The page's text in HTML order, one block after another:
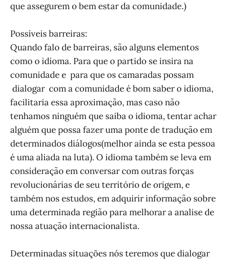
que assegurem o bem estar da comunidade.)
Possíveis barreiras:
Quando falo de barreiras, são alguns elementos
como o idioma. Para que o partido se insira na
comunidade e para que os camaradas possam
dialogar com a comunidade é bom saber o idioma,
facilitaria essa aproximação, mas caso não
tenhamos ninguém que saiba o idioma, tentar achar
alguém que possa fazer uma ponte de tradução em
determinados diálogos(melhor ainda se esta pessoa
é uma aliada na luta). O idioma também se leva em
consideração em conversar com outras forças
revolucionárias de seu território de origem, e
também nos estudos, em adquirir informação sobre
uma determinada região para melhorar a analise de
nossa atuação internacionalista.
Determinadas situações nós teremos que dialogar